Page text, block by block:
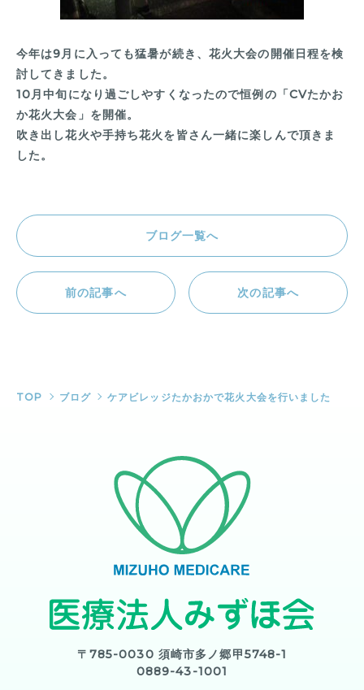
今年は9月に入っても猛暑が続き、花火大会の開催日程を検
討してきました。
10月中旬になり過ごしやすくなったので恒例の「CVたかお
か花火大会」を開催。
吹き出し花火や手持ち花火を皆さん一緒に楽しんで頂きま
した。
前の記事へ
ブログ一覧へ
次の記事へ
TOP ブログ ケアビレッジたかおかで花火大会を行いました
〒785-0030 須崎市多ノ郷甲5748-1
0889-43-1001